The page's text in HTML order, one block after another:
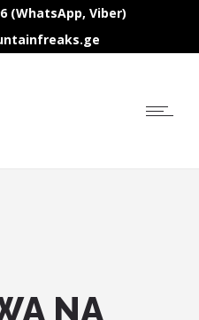
(WhatsApp, Viber)
NA